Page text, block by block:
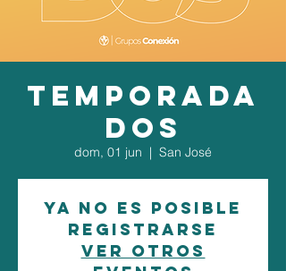
TEMPORADA
DOS
dom, 01 jun
  |
San José
Ya no es posible
registrarse
Ver otros